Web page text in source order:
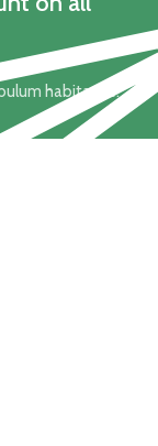
habitasse.